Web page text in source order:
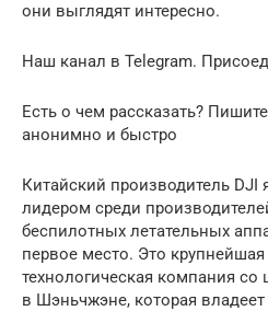
они выглядят интересно.
Наш канал в Telegram.
Есть о чем рассказать?
анонимно и быстро
Китайский производитель DJI
лидером среди
беспилотных летательных
первое место. Это
технологическая компания со
в Шэньчжэне, которая